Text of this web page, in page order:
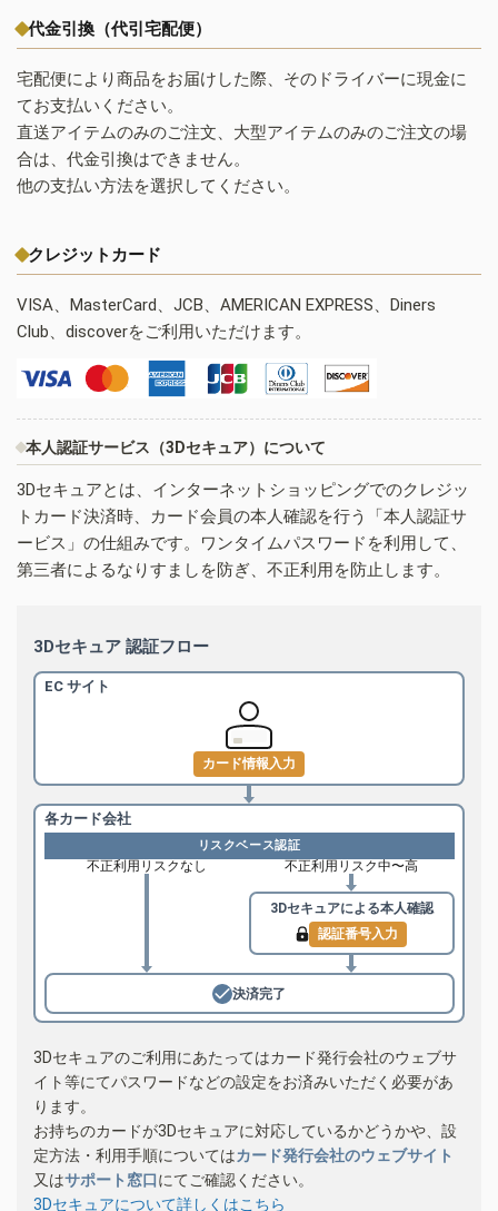
代金引換（代引宅配便）
宅配便により商品をお届けした際、そのドライバーに現金に
てお支払いください。
直送アイテムのみのご注文、大型アイテムのみのご注文の場
合は、代金引換はできません。
他の支払い方法を選択してください。
クレジットカード
VISA、MasterCard、JCB、AMERICAN EXPRESS、Diners
Club、discoverをご利用いただけます。
本人認証サービス（3Dセキュア）について
3Dセキュアとは、インターネットショッピングでのクレジッ
トカード決済時、カード会員の本人確認を行う「本人認証サ
ービス」の仕組みです。ワンタイムパスワードを利用して、
第三者によるなりすましを防ぎ、不正利用を防止します。
3Dセキュア 認証フロー
EC サイト
カード情報入力
各カード会社
リスクベース認証
不正利用リスクなし 不正利用リスク中〜高
3Dセキュアによる本人確認
認証番号入力
決済完了
3Dセキュアのご利用にあたってはカード発行会社のウェブサ
イト等にてパスワードなどの設定をお済みいただく必要があ
ります。
お持ちのカードが3Dセキュアに対応しているかどうかや、設
定方法・利用手順についてはカード発行会社のウェブサイト
又はサポート窓口にてご確認ください。
3Dセキュアについて詳しくはこちら